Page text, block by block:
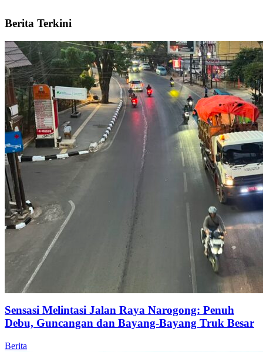
Berita Terkini
Sensasi Melintasi Jalan Raya Narogong: Penuh
Debu, Guncangan dan Bayang-Bayang Truk Besar
Berita